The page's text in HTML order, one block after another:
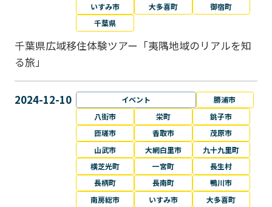
いすみ市
大多喜町
御宿町
千葉県
千葉県広域移住体験ツアー「夷隅地域のリアルを知
る旅」
2024-12-10 イベント
勝浦市
八街市
栄町
銚子市
匝瑳市
香取市
茂原市
山武市
大網白里市
九十九里町
横芝光町
一宮町
長生村
長柄町
長南町
鴨川市
南房総市
いすみ市
大多喜町